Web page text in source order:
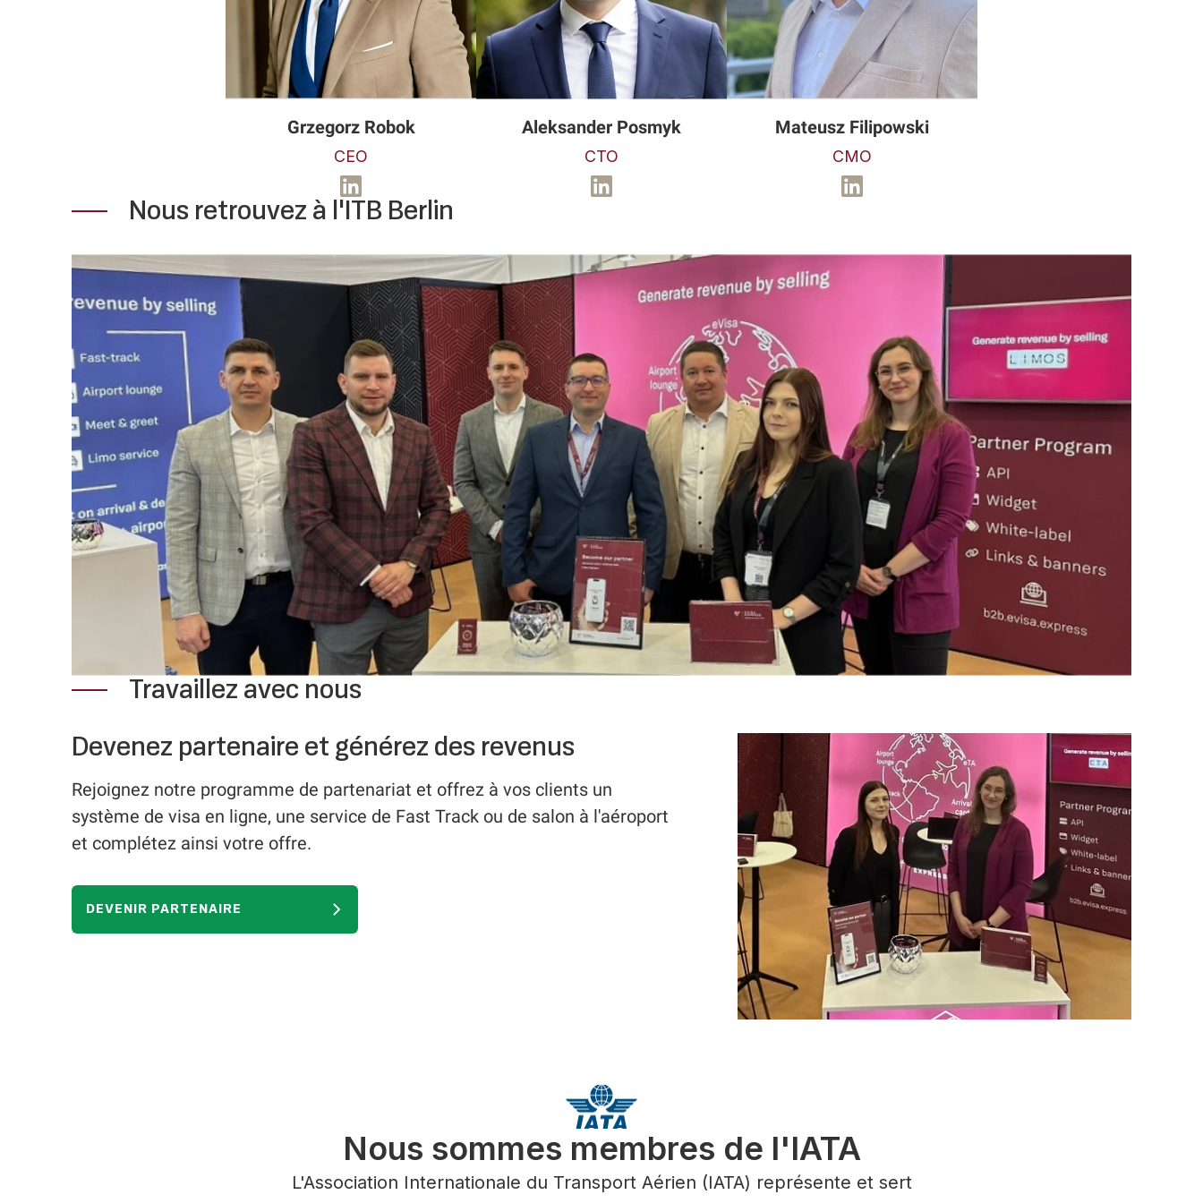
Grzegorz Robok
CEO
Aleksander Posmyk
CTO
Mateusz Filipowski
CMO
Nous retrouvez à l'ITB Berlin
Travaillez avec nous
Devenez partenaire et générez des revenus
Rejoignez notre programme de partenariat et offrez à vos clients un
système de visa en ligne, une service de Fast Track ou de salon à l'aéroport
et complétez ainsi votre offre.
DEVENIR PARTENAIRE
Nous sommes membres de l'IATA
L'Association Internationale du Transport Aérien (IATA) représente et sert